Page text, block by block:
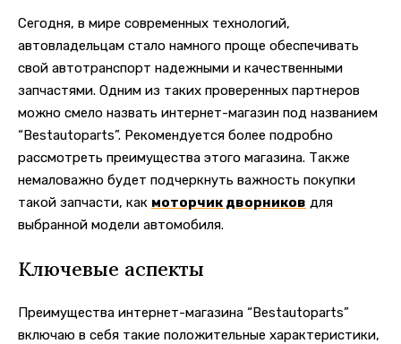
Сегодня, в мире современных технологий,
автовладельцам стало намного проще обеспечивать
свой автотранспорт надежными и качественными
запчастями. Одним из таких проверенных партнеров
можно смело назвать интернет-магазин под названием
“Bestautoparts”. Рекомендуется более подробно
рассмотреть преимущества этого магазина. Также
немаловажно будет подчеркнуть важность покупки
такой запчасти, как моторчик дворников для
выбранной модели автомобиля.
Ключевые аспекты
Преимущества интернет-магазина “Bestautoparts”
включаю в себя такие положительные характеристики,